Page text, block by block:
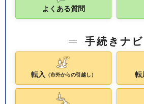
よくある質問
手続きナビ
転入 （市外からの引越し） 転